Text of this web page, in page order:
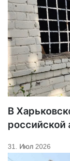
В
российской
31. Июл 2026